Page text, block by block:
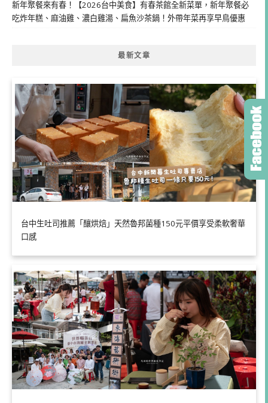
新年聚餐來有春！【2026台中美食】有春茶館全新菜單，新年聚餐必
吃炸年糕、麻油雞、濃白雞湯、扁魚沙茶鍋！外帶年菜再享早鳥優惠
最新文章
台中生吐司推薦「釀烘焙」天然魯邦菌種150元平價享受柔軟奢華
口感